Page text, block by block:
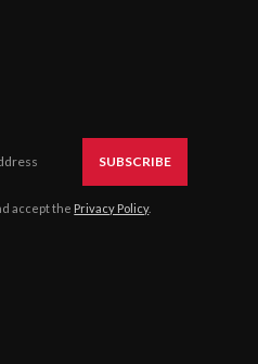
SUBSCRIBE
accept the Privacy Policy.